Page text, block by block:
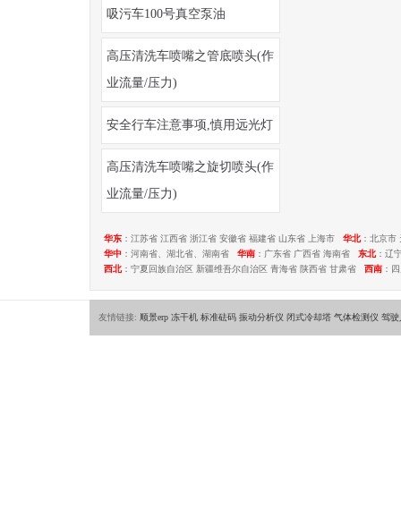
吸污车100号真空泵油
高压清洗车喷嘴之管底喷头(作
业流量/压力)
安全行车注意事项,慎用远光灯
高压清洗车喷嘴之旋切喷头(作
业流量/压力)
华东 ：江苏省 江西省 浙江省 安徽省 福建省 山东省 上海市 华北：北京市
华中 ：河南省、湖北省、湖南省 华南 ：广东省 广西省 海南省 东北：辽
西北：宁夏回族自治区 新疆维吾尔自治区 青海省 陕西省 甘肃省 西南 ：
友情链接: 顺景erp 冻干机 标准砝码 振动分析仪 闭式冷却塔 气体检测仪 驾驶